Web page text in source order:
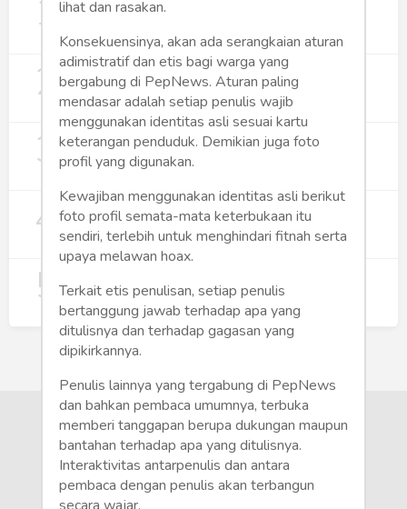
1 Pengabdian Masyarakat Prodi Spesialis
Keperawatan Medikal Bedah UNIMUS di
Pondok Pesantren Putra UNIMUS
Semarang
350
2 MBG dan Perannya dalam Perluasan
Lapangan Kerja
274
3 Digitalisasi Koperasi Merah Putih Buka
Peluang Ekonomi Baru di Desa
257
4 Rumah Subsidi dan Upaya Negara
Wujudkan Hunian Inklusif
234
5 Perluas Distribusi Manfaat APBN
209
lihat dan rasakan.
Konsekuensinya, akan ada serangkaian aturan
adimistratif dan etis bagi warga yang
bergabung di PepNews. Aturan paling
mendasar adalah setiap penulis wajib
menggunakan identitas asli sesuai kartu
keterangan penduduk. Demikian juga foto
profil yang digunakan.
Kewajiban menggunakan identitas asli berikut
foto profil semata-mata keterbukaan itu
sendiri, terlebih untuk menghindari fitnah serta
upaya melawan hoax.
Terkait etis penulisan, setiap penulis
bertanggung jawab terhadap apa yang
ditulisnya dan terhadap gagasan yang
dipikirkannya.
Penulis lainnya yang tergabung di PepNews
dan bahkan pembaca umumnya, terbuka
memberi tanggapan berupa dukungan maupun
bantahan terhadap apa yang ditulisnya.
Interaktivitas antarpenulis dan antara
pembaca dengan penulis akan terbangun